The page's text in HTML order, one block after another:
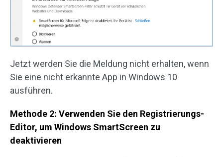
Jetzt werden Sie die Meldung nicht erhalten, wenn
Sie eine nicht erkannte App in Windows 10
ausführen.
Methode 2: Verwenden Sie den Registrierungs-
Editor, um Windows SmartScreen zu
deaktivieren